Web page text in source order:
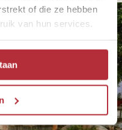
of die ze hebben
van hun services.